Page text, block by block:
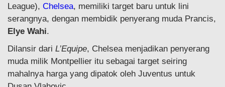
League), Chelsea, memiliki target baru untuk lini
serangnya, dengan membidik penyerang muda Prancis,
Elye Wahi.
Dilansir dari L’Equipe, Chelsea menjadikan penyerang
muda milik Montpellier itu sebagai target seiring
mahalnya harga yang dipatok oleh Juventus untuk